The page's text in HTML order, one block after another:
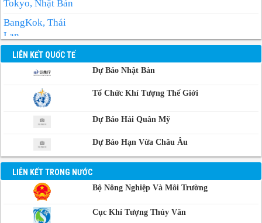
Tokyo, Nhật Bản
BangKok, Thái
Lan
Manila, Philippin
Phnom-Penh,
Campuchia
LIÊN KẾT QUỐC TẾ
Dự Báo Nhật Bản
Tổ Chức Khí Tượng Thế Giới
Dự Báo Hải Quân Mỹ
Dự Báo Hạn Vừa Châu Âu
LIÊN KẾT TRONG NƯỚC
Bộ Nông Nghiệp Và Môi Trường
Cục Khí Tượng Thủy Văn